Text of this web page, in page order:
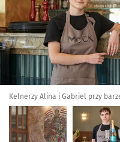
Kelnerzy Alina i Gabriel przy